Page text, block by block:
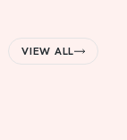
VIEW ALL